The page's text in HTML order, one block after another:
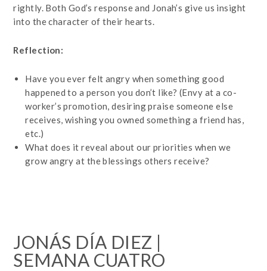
rightly. Both God’s response and Jonah’s give us insight
into the character of their hearts.
Reflection:
Have you ever felt angry when something good
happened to a person you don’t like? (Envy at a co-
worker’s promotion, desiring praise someone else
receives, wishing you owned something a friend has,
etc.)
What does it reveal about our priorities when we
grow angry at the blessings others receive?
JONÁS DÍA DIEZ |
SEMANA CUATRO